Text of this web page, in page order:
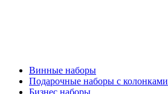
Винные наборы
Подарочные наборы с колонками
Бизнес наборы